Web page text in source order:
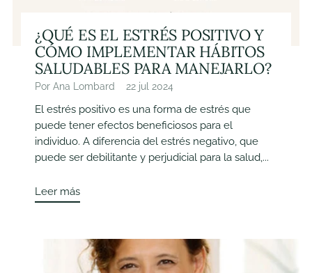
¿QUÉ ES EL ESTRÉS POSITIVO Y
CÓMO IMPLEMENTAR HÁBITOS
SALUDABLES PARA MANEJARLO?
Por Ana Lombard 22 jul 2024
El estrés positivo es una forma de estrés que
puede tener efectos beneficiosos para el
individuo. A diferencia del estrés negativo, que
puede ser debilitante y perjudicial para la salud,...
Leer más